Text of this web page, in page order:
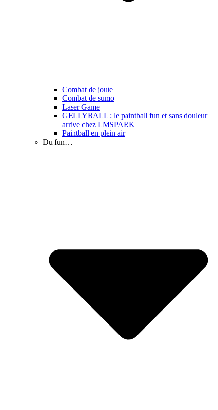
Combat de joute
Combat de sumo
Laser Game
GELLYBALL : le paintball fun et sans douleur
arrive chez LMSPARK
Paintball en plein air
Du fun…